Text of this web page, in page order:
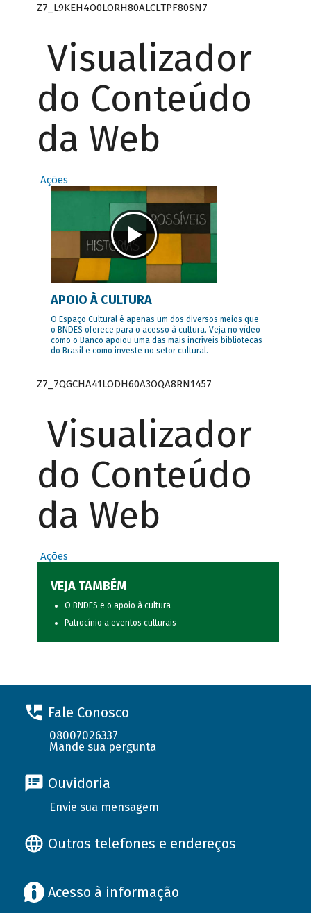
Z7_L9KEH4O0LORH80ALCLTPF80SN7
Visualizador
do Conteúdo
da Web
Ações
APOIO À CULTURA
O Espaço Cultural é apenas um dos diversos meios que
o BNDES oferece para o acesso à cultura. Veja no vídeo
como o Banco apoiou uma das mais incríveis bibliotecas
do Brasil e como investe no setor cultural.
Z7_7QGCHA41LODH60A3OQA8RN1457
Visualizador
do Conteúdo
da Web
Ações
VEJA TAMBÉM
O BNDES e o apoio à cultura
Patrocínio a eventos culturais
Fale Conosco
08007026337
Mande sua pergunta
Ouvidoria
Envie sua mensagem
Outros telefones e endereços
Acesso à informação